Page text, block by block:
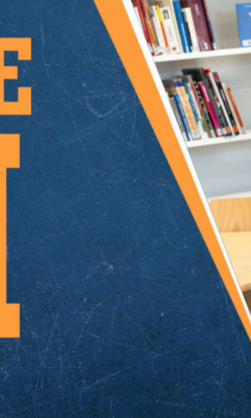
COLDWATER – LIVE STREAM
29 juillet 2026
LES LAMES DU CARDINAL #03- Le
Commandant, le Comte et son
LES LAMES DU CARDINAL #02 – Le
Chevalier au Dragon
20 juillet 2026